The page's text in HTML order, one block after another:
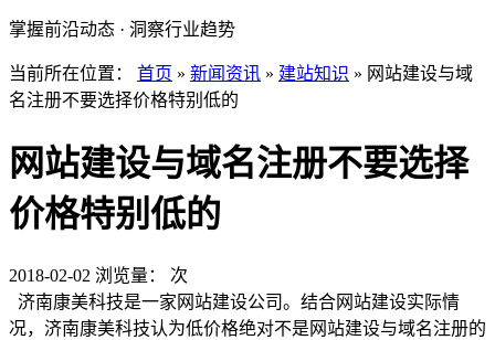
掌握前沿动态 · 洞察行业趋势
当前所在位置： 首页 » 新闻资讯 » 建站知识 » 网站建设与域
名注册不要选择价格特别低的
网站建设与域名注册不要选择
价格特别低的
2018-02-02 浏览量：
次
济南康美科技是一家网站建设公司。结合网站建设实际情
况，济南康美科技认为低价格绝对不是网站建设与域名注册的